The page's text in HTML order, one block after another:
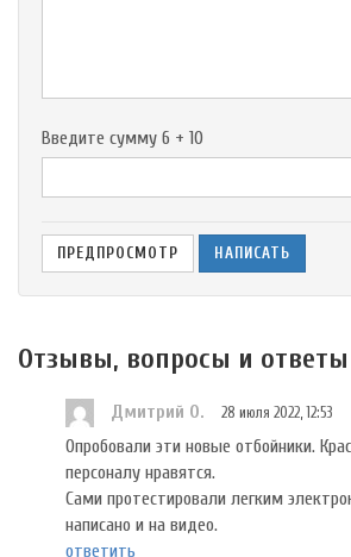
Введите сумму 6 + 10
Отзывы, вопросы и
Дмитрий О. 28 июля 2022, 12:53
Опробовали эти новые отбойники.
персоналу нравятся.
Сами протестировали легким
написано и на видео.
ответить